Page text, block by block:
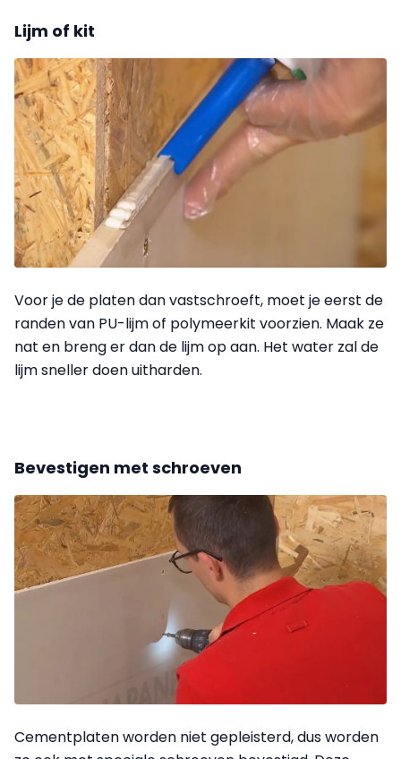
Lijm of kit
Voor je de platen dan vastschroeft, moet je eerst de
randen van PU-lijm of polymeerkit voorzien. Maak ze
nat en breng er dan de lijm op aan. Het water zal de
lijm sneller doen uitharden.
Bevestigen met schroeven
Cementplaten worden niet gepleisterd, dus worden